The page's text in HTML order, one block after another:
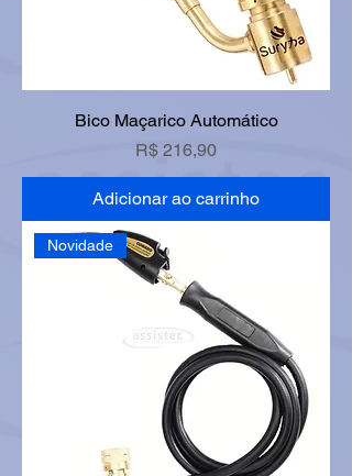
Bico Maçarico Automático
Preço
R$ 216,90
Adicionar ao carrinho
Novidade